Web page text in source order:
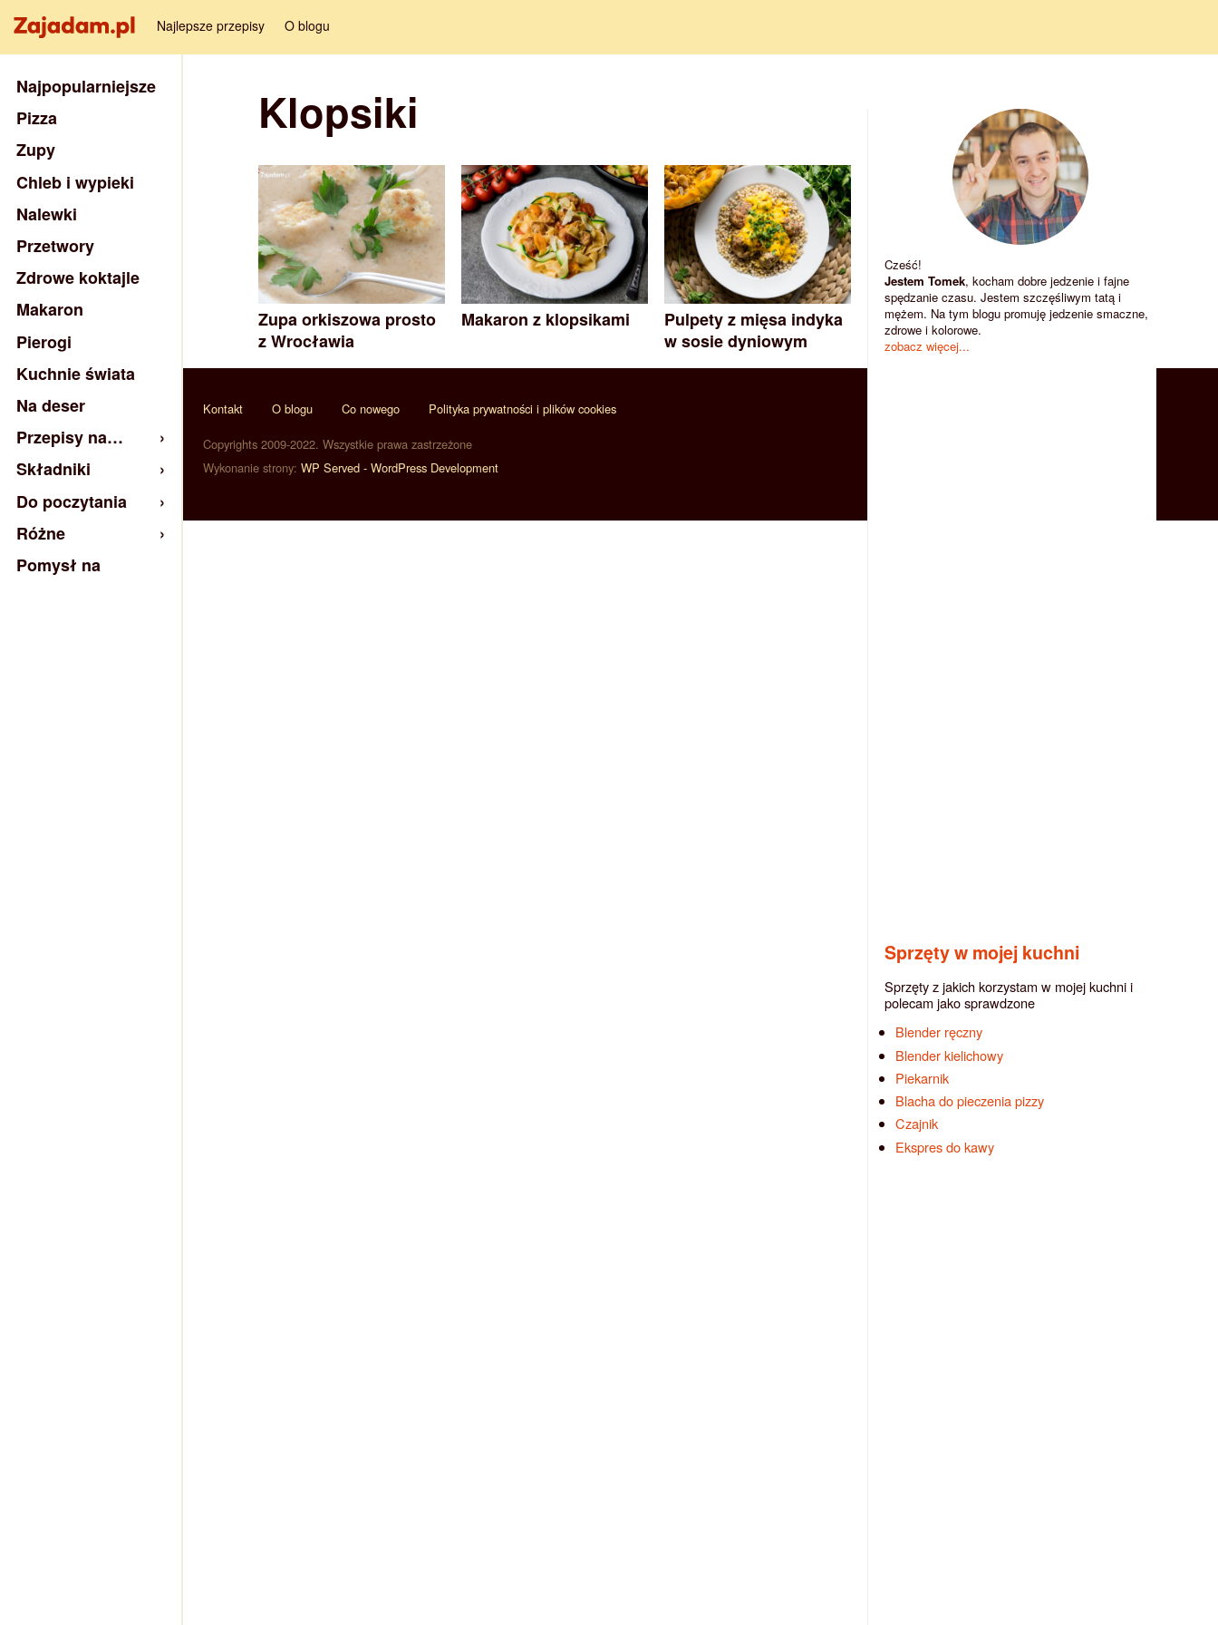
Najlepsze przepisy O blogu
Klopsiki
Zupa orkiszowa prosto
z Wrocławia
Makaron z klopsikami
Pulpety z mięsa indyka
w sosie dyniowym
Najpopularniejsze
Pizza
Zupy
Chleb i wypieki
Nalewki
Przetwory
Zdrowe koktajle
Makaron
Pierogi
Kuchnie świata
Na deser
Przepisy na…
Składniki
Do poczytania
Różne
Pomysł na
Cześć!
Jestem Tomek, kocham dobre jedzenie i fajne
spędzanie czasu. Jestem szczęśliwym tatą i
mężem. Na tym blogu promuję jedzenie smaczne,
zdrowe i kolorowe.
zobacz więcej...
Sprzęty w mojej kuchni
Sprzęty z jakich korzystam w mojej kuchni i
polecam jako sprawdzone
Blender ręczny
Blender kielichowy
Piekarnik
Blacha do pieczenia pizzy
Czajnik
Ekspres do kawy
Kontakt O blogu Co nowego Polityka prywatności i plików cookies
Copyrights 2009-2022. Wszystkie prawa zastrzeżone
Wykonanie strony: WP Served - WordPress Development